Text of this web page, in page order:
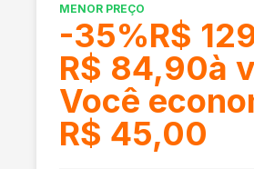
MENOR PREÇO
-35%R$
R$ 84,90à
Você
R$ 45,00